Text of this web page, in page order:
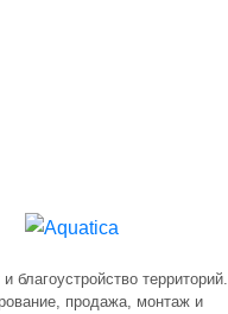
благоустройство территорий.
продажа, монтаж и